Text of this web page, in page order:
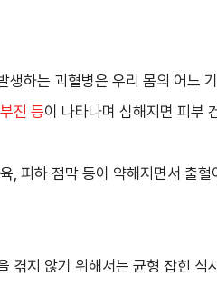
생하는 괴혈병은 우리 몸의 어느
진 등이 나타나며 심해지면 피부
, 피하 점막 등이 약해지면서 출
겪지 않기 위해서는 균형 잡힌